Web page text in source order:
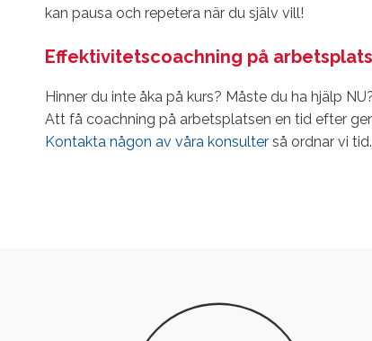
kan pausa och repetera när du själv vill!
Effektivitetscoachning på
Hinner du inte åka på kurs? Måste du ha hjälp
Att få coachning på arbetsplatsen en tid efter
Kontakta någon av våra konsulter så ordnar vi tid.